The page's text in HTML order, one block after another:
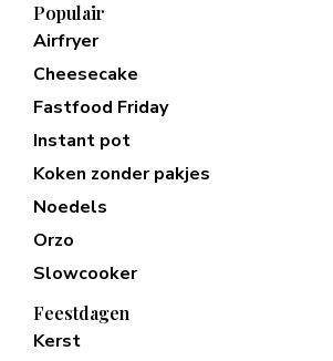
Populair
Airfryer
Cheesecake
Fastfood Friday
Instant pot
Koken zonder pakjes
Noedels
Orzo
Slowcooker
Feestdagen
Kerst